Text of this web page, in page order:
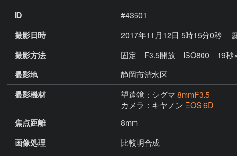
ID
#43601
撮影日時
2017年11月12日 5時15分0秒
撮影方法
固定 F3.5開放 ISO800 19秒
撮影地
静岡市清水区
撮影機材
望遠鏡：シグマ 8mmF3.5
カメラ：キヤノン EOS 6D
焦点距離
8mm
画像処理
比較明合成